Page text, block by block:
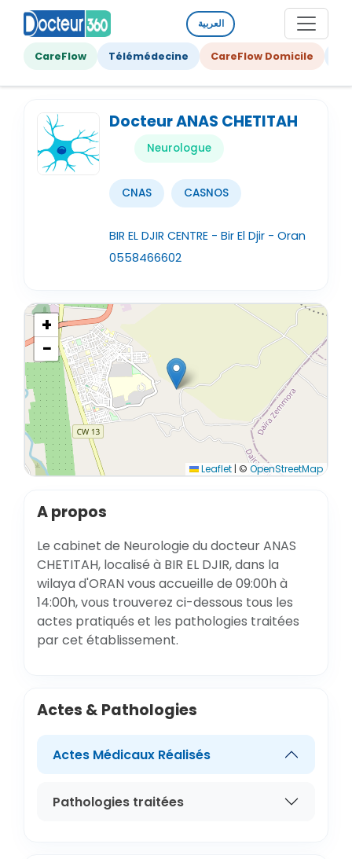
العربية
CareFlow Télémédecine CareFlow Domicile
Docteur ANAS CHETITAH
Neurologue
CNAS CASNOS
BIR EL DJIR CENTRE - Bir El Djir - Oran
0558466602
+
−
Leaflet | © OpenStreetMap
A propos
Le cabinet de Neurologie du docteur ANAS
CHETITAH, localisé à BIR EL DJIR, dans la
wilaya d'ORAN vous accueille de 09:00h à
14:00h, vous trouverez ci-dessous tous les
actes pratiqués et les pathologies traitées
par cet établissement.
Actes & Pathologies
Actes Médicaux Réalisés
Pathologies traitées